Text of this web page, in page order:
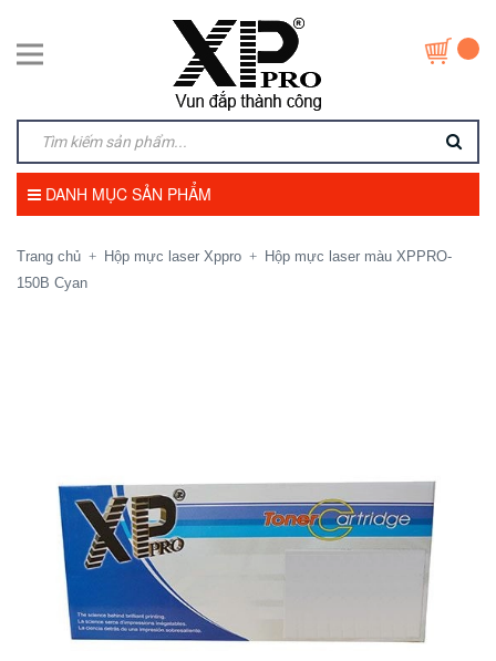
DANH MỤC SẢN PHẨM
Trang chủ + Hộp mực laser Xppro +
Hộp mực laser màu XPPRO-
150B Cyan